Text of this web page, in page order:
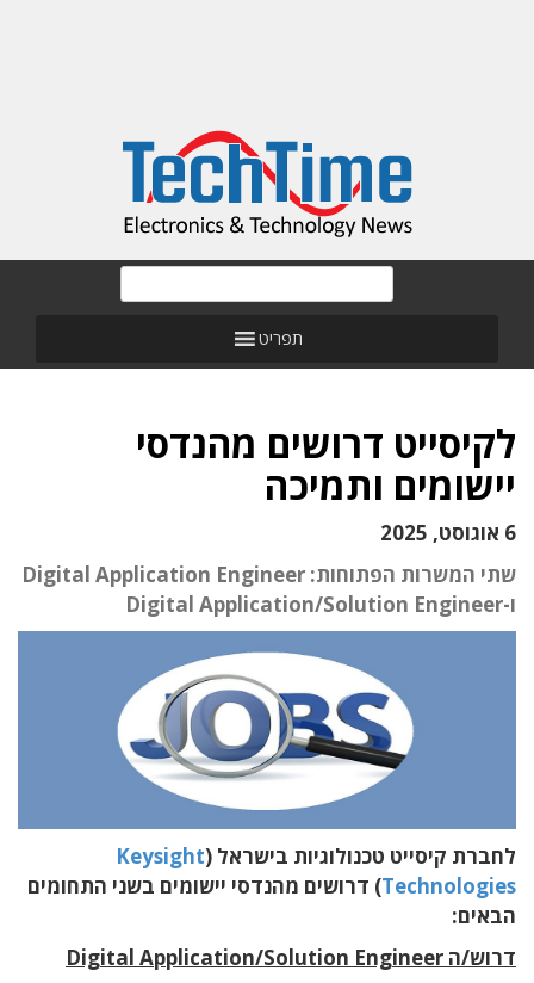
תפריט
לקיסייט דרושים מהנדסי
יישומים ותמיכה
6 אוגוסט, 2025
שתי המשרות הפתוחות: Digital Application Engineer
ו-Digital Application/Solution Engineer
לחברת קיסייט טכנולוגיות בישראל (Keysight
Technologies) דרושים מהנדסי יישומים בשני התחומים
הבאים:
דרוש/ה Digital Application/Solution Engineer